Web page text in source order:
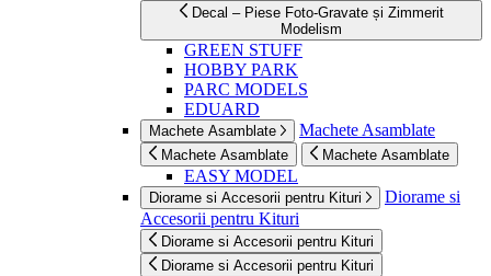
Decal – Piese Foto-Gravate și Zimmerit
Modelism
GREEN STUFF
HOBBY PARK
PARC MODELS
EDUARD
Machete Asamblate Machete Asamblate
Machete Asamblate Machete Asamblate
EASY MODEL
Diorame si Accesorii pentru Kituri
Diorame si
Accesorii pentru Kituri
Diorame si Accesorii pentru Kituri
Diorame si Accesorii pentru Kituri